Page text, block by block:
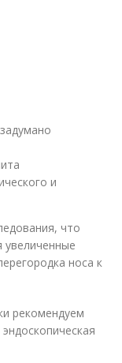
и
что
увеличенные
носа к
рекомендуем